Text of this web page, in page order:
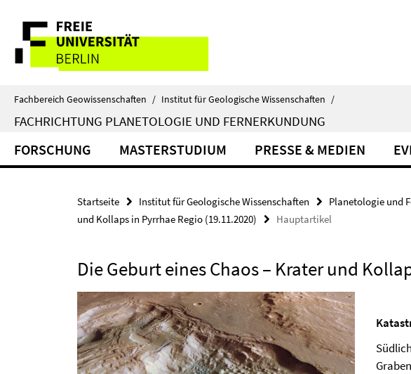
direkt
Inhalt
Service-
Navigation
Fachbereich Geowissenschaften / Institut für Geologische Wissenschaften /
FACHRICHTUNG PLANETOLOGIE UND FERNERKUNDUNG
FORSCHUNG MASTERSTUDIUM PRESSE & MEDIEN
Startseite Institut für Geologische Wissenschaften Planetologie und
und Kollaps in Pyrrhae Regio (19.11.2020)
Hauptartikel
Die Geburt eines Chaos – Krater und